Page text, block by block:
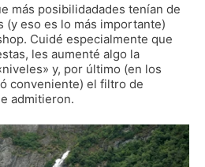
más posibilidadades tenían de
(y eso es lo más importante)
Cuidé especialmente que
les aumenté algo la
y, por último (en los
conveniente) el filtro de
admitieron.